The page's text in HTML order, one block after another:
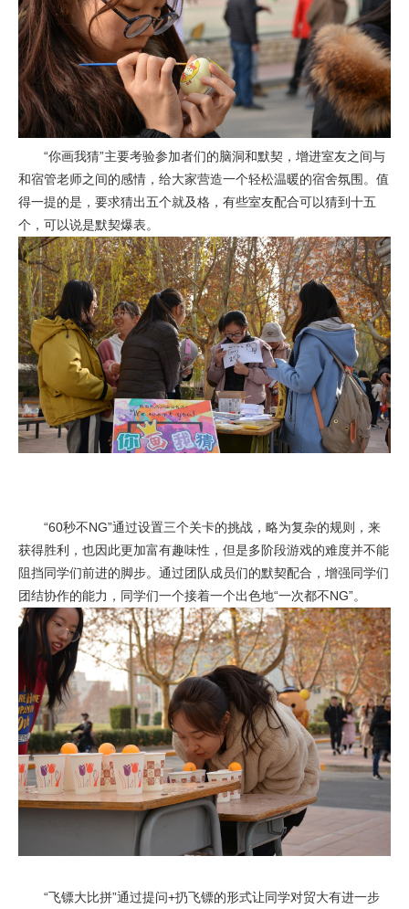
“你画我猜”主要考验参加者们的脑洞和默契，增进室友之间与
和宿管老师之间的感情，给大家营造一个轻松温暖的宿舍氛围。值
得一提的是，要求猜出五个就及格，有些室友配合可以猜到十五
个，可以说是默契爆表。
“60秒不NG”通过设置三个关卡的挑战，略为复杂的规则，来
获得胜利，也因此更加富有趣味性，但是多阶段游戏的难度并不能
阻挡同学们前进的脚步。通过团队成员们的默契配合，增强同学们
团结协作的能力，同学们一个接着一个出色地“一次都不NG”。
“飞镖大比拼”通过提问+扔飞镖的形式让同学对贸大有进一步